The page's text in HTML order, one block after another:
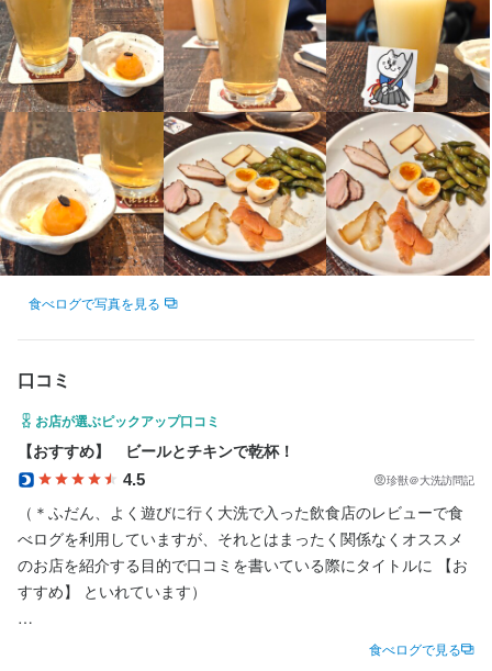
食べログで写真を見る
口コミ
お店が選ぶピックアップ口コミ
【おすすめ】　ビールとチキンで乾杯！
4.5 珍獣＠大洗訪問記
（＊ふだん、よく遊びに行く大洗で入った飲食店のレビューで食
べログを利用していますが、それとはまったく関係なくオススメ
のお店を紹介する目的で口コミを書いている際にタイトルに 【お
すすめ】 といれています）
最近クラフトビールにハマり、見かけるとたのむようになって
食べログで見る
求める人物像
・調理経験者優遇
・20歳以上（酒場の為）
・まじめに働ける人
・協調性のある人
・ビールが好きな人
選考の流れ
応募後、原則2営業日以内に返信しております。1度の面接を経て
お店の採用担当者からのメッセージ
ビール、料理、接客にはしっかりと真面目に取り組んでおりま
す。
比較的落ち着いた雰囲気の現在８年目のクラフトビールレストラ
ンです。
・まじめな人
・人に優しく出来る人
・ビール好きだと嬉しいです
選考の流れ
まずはお気軽にご応募ください。
店舗にて一度面接をさせていただき、（履歴書不要）
その後メールにて合否を決めさせていただきます。
ご応募お待ちしてます(^ ^)！
お店の採用担当者からのメッセージ
全国の中でもトップレベルに最先端なビールと出会える店です。
仕事終わりにはその中から好きな１杯を選んで飲めちゃいます♪
お客さんに説明するための試飲は営業中でもどんどんしてくださ
い！